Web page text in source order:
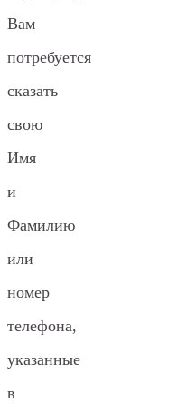
Вам
потребуется
сказать
свою
Имя
и
Фамилию
или
номер
телефона,
указанные
в